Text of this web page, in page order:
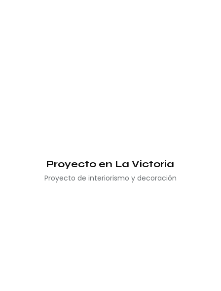
Proyecto en La Victoria
Proyecto de interiorismo y decoración